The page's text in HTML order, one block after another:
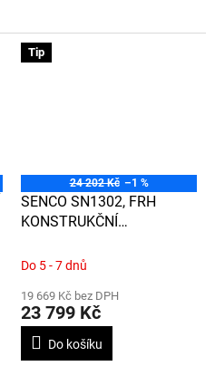
Tip
24 202 Kč –1 %
SENCO SN1302, FRH
KONSTRUKČNÍ
Do 5 - 7 dnů
19 669 Kč bez DPH
23 799 Kč
Do košíku